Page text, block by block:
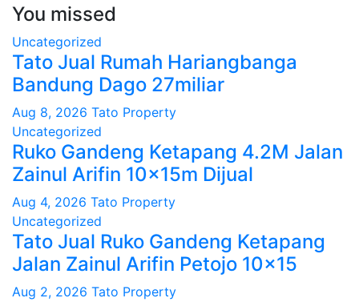
You missed
Uncategorized
Tato Jual Rumah Hariangbanga
Bandung Dago 27miliar
Aug 8, 2026 Tato Property
Uncategorized
Ruko Gandeng Ketapang 4.2M Jalan
Zainul Arifin 10x15m Dijual
Aug 4, 2026 Tato Property
Uncategorized
Tato Jual Ruko Gandeng Ketapang
Jalan Zainul Arifin Petojo 10×15
Aug 2, 2026 Tato Property